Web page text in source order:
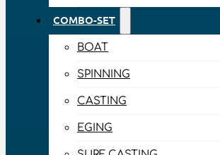
COMBO-SET
BOAT
SPINNING
CASTING
EGING